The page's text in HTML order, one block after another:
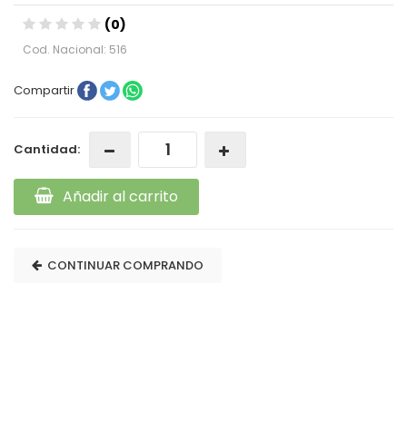
(0)
Cod. Nacional: 516
Compartir
Cantidad:
Añadir al carrito
CONTINUAR COMPRANDO